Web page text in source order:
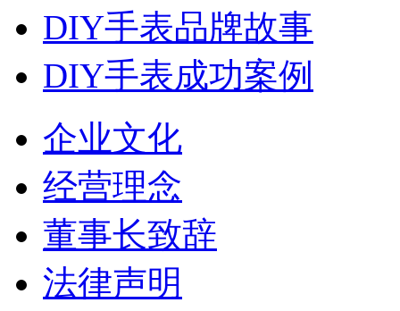
DIY手表品牌故事
DIY手表成功案例
企业文化
经营理念
董事长致辞
法律声明